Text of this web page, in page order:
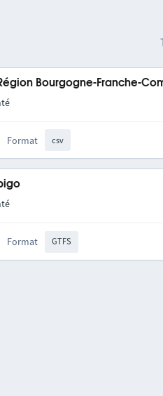
Bourgogne-Franche-
Format csv
Format GTFS